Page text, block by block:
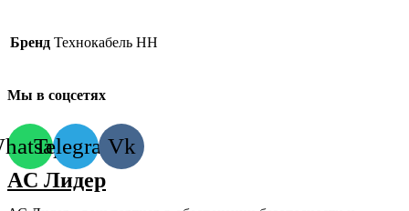
Бренд Технокабель НН
Мы в соцсетях
TelegramVk
AC Лидер